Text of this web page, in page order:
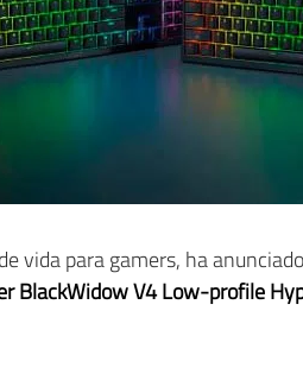
vida para gamers, ha
BlackWidow V4 Low-profile